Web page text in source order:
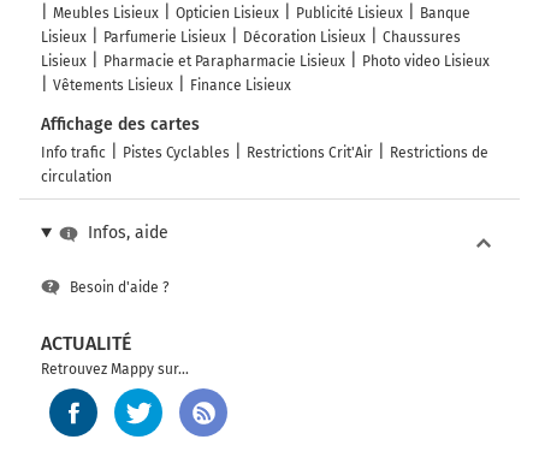
Meubles Lisieux
Opticien Lisieux Publicité Lisieux
Banque
Lisieux
Parfumerie Lisieux Décoration Lisieux
Chaussures
Lisieux
Pharmacie et Parapharmacie Lisieux
Photo video Lisieux
Vêtements Lisieux
Finance Lisieux
Affichage des cartes
Info trafic Pistes Cyclables Restrictions Crit'Air
Restrictions de
circulation
Infos, aide
Besoin d'aide ?
ACTUALITÉ
Retrouvez Mappy sur...